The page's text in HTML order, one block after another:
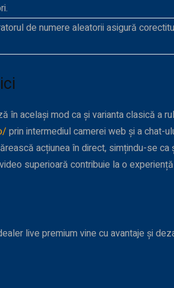
de numere aleatorii asigură
în același mod ca și varianta clasică a
prin intermediul camerei web și a chat-
acțiunea în direct, simțindu-se ca
superioară contribuie la o
live premium vine cu avantaje și